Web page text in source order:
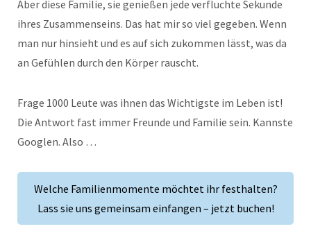
Aber diese Familie, sie genießen jede verfluchte Sekunde
ihres Zusammenseins. Das hat mir so viel gegeben. Wenn
man nur hinsieht und es auf sich zukommen lässt, was da
an Gefühlen durch den Körper rauscht.
Frage 1000 Leute was ihnen das Wichtigste im Leben ist!
Die Antwort fast immer Freunde und Familie sein. Kannste
Googlen. Also …
Welche Familienmomente möchtet ihr festhalten?
Lass sie uns gemeinsam einfangen – jetzt buchen!